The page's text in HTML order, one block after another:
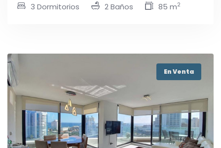
3 Dormitorios
2 Baños 85 m2
En Venta